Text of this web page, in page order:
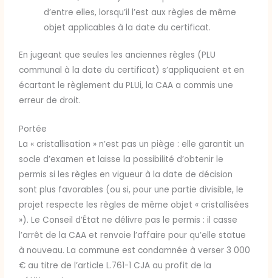
d’entre elles, lorsqu’il l’est aux règles de même
objet applicables à la date du certificat.
En jugeant que seules les anciennes règles (PLU
communal à la date du certificat) s’appliquaient et en
écartant le règlement du PLUi, la CAA a commis une
erreur de droit.
Portée
La « cristallisation » n’est pas un piège : elle garantit un
socle d’examen et laisse la possibilité d’obtenir le
permis si les règles en vigueur à la date de décision
sont plus favorables (ou si, pour une partie divisible, le
projet respecte les règles de même objet « cristallisées
»). Le Conseil d’État ne délivre pas le permis : il casse
l’arrêt de la CAA et renvoie l’affaire pour qu’elle statue
à nouveau. La commune est condamnée à verser 3 000
€ au titre de l’article L.761-1 CJA au profit de la